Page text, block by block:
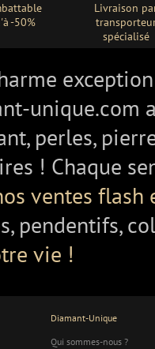
-50%
Livraison
spécialisé
unique.com
perles,
! Chaque
ventes
pendentifs,
vie !
Diamant-Unique
Qui sommes-nous ?